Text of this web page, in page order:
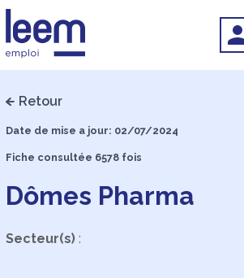
Retour
Date de mise a jour: 02/07/2024
Fiche consultée 6578 fois
Dômes Pharma
Secteur(s):